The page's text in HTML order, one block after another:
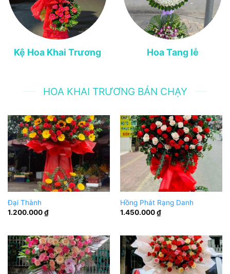
Kệ Hoa Khai Trương Hoa Tang lễ
HOA KHAI TRƯƠNG BÁN CHẠY
Đại Thành
1.200.000₫
Hồng Phát Rạng Danh
1.450.000₫